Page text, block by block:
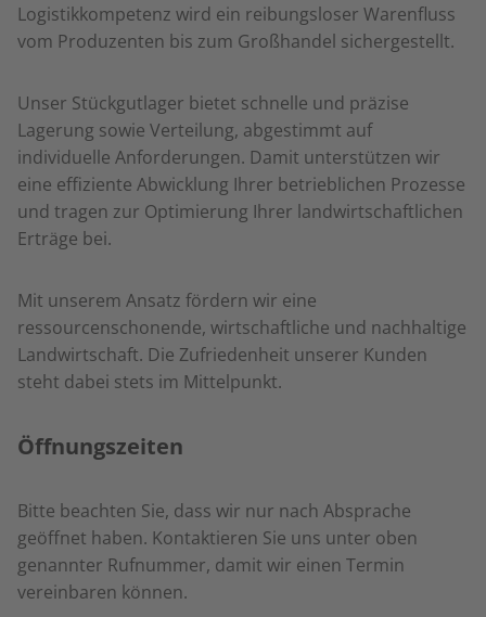
Logistikkompetenz wird ein reibungsloser Warenfluss
vom Produzenten bis zum Großhandel sichergestellt.
Unser Stückgutlager bietet schnelle und präzise
Lagerung sowie Verteilung, abgestimmt auf
individuelle Anforderungen. Damit unterstützen wir
eine effiziente Abwicklung Ihrer betrieblichen Prozesse
und tragen zur Optimierung Ihrer landwirtschaftlichen
Erträge bei.
Mit unserem Ansatz fördern wir eine
ressourcenschonende, wirtschaftliche und nachhaltige
Landwirtschaft. Die Zufriedenheit unserer Kunden
steht dabei stets im Mittelpunkt.
Öffnungszeiten
Bitte beachten Sie, dass wir nur nach Absprache
geöffnet haben. Kontaktieren Sie uns unter oben
genannter Rufnummer, damit wir einen Termin
vereinbaren können.